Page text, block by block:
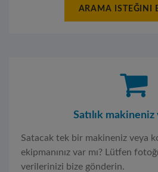
ARAMA ISTEĞINI
Satılık makineniz
Satacak tek bir makineniz veya
ekipmanınız var mı? Lütfen
verilerinizi bize gönderin.